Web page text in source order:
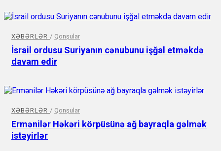
XƏBƏRLƏR / Qonşular
İsrail ordusu Suriyanın cənubunu işğal etməkdə
davam edir
XƏBƏRLƏR / Qonşular
Ermənilər Həkəri körpüsünə ağ bayraqla gəlmək
istəyirlər